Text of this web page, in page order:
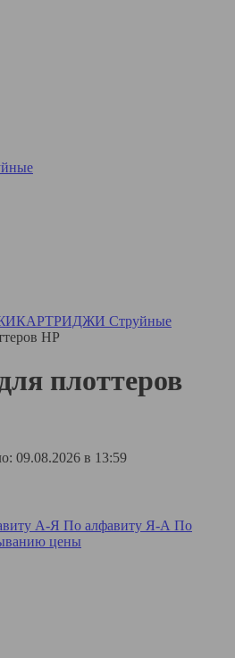
КАРТРИДЖИ Струйные
HP
плоттеров
09.08.2026 в 13:59
А-Я По алфавиту Я-А По
цены